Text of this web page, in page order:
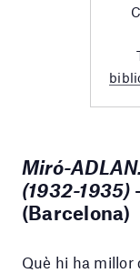
Miró-
(1932-1935)
(Barcelona)
Què hi ha millor